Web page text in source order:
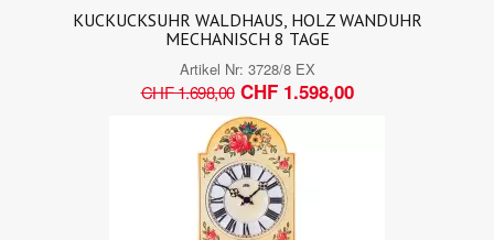
KUCKUCKSUHR WALDHAUS, HOLZ WANDUHR
MECHANISCH 8 TAGE
Artikel Nr: 3728/8 EX
CHF 1.698,00 CHF 1.598,00